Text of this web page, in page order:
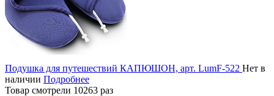
Подушка для путешествий КАПЮШОН, арт. LumF-522 Нет в
наличии Подробнее
Товар смотрели 10263 раз